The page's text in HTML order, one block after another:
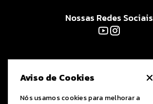
Nossas Redes Sociais
Aviso de Cookies
Nós usamos cookies para melhorar a